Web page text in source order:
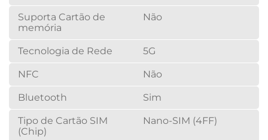
Suporta Cartão de
memória
Não
Tecnologia de Rede 5G
NFC Não
Bluetooth Sim
Tipo de Cartão SIM
(Chip)
Nano-SIM (4FF)